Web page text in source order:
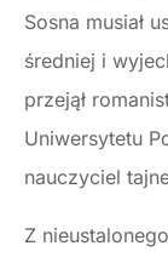
Sosna musiał
średniej i
przejął
Uniwersytetu
nauczyciel
Z